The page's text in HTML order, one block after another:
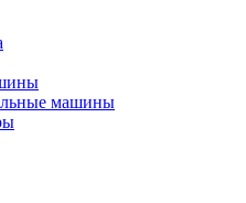
машины